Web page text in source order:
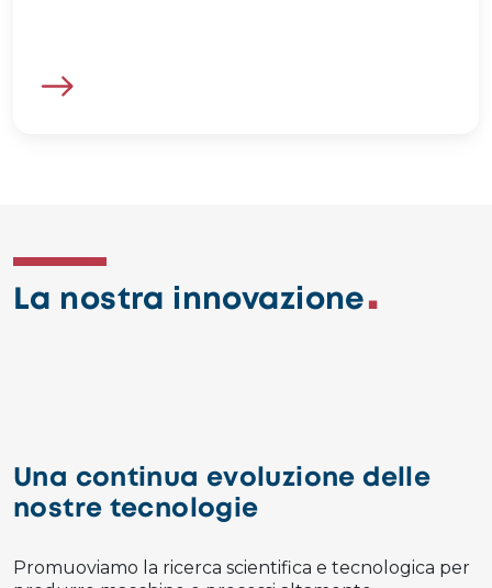
La nostra innovazione
Una continua evoluzione delle
nostre tecnologie
Promuoviamo la ricerca scientifica e tecnologica per